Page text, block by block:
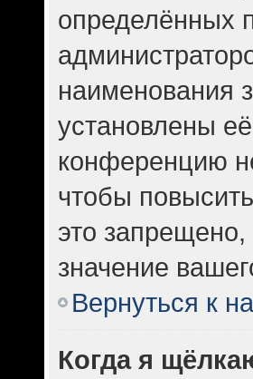
определённых
наименования
установлены
конференцию
чтобы
это
значение
Вернуться к
Когда я